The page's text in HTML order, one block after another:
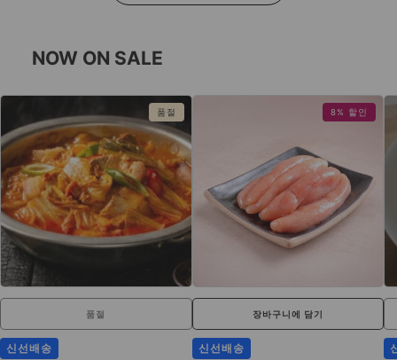
NOW ON SALE
품절
품절
신선배송
8% 할인
장바구니에 담기
신선배송